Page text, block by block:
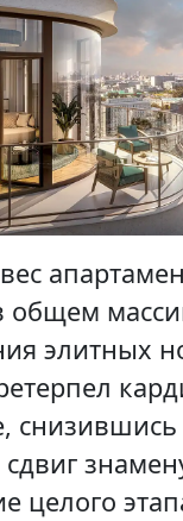
общем
элитных
снизившись
сдвиг
целого